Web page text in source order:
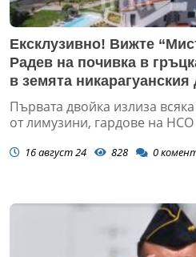
Ексклузивно! Вижте
Радев на почивка в
в земята
Ортега (УНИКАЛНИ
Първата двойка излиза
от лимузини, гардове на НСО
16 август 24 828 0